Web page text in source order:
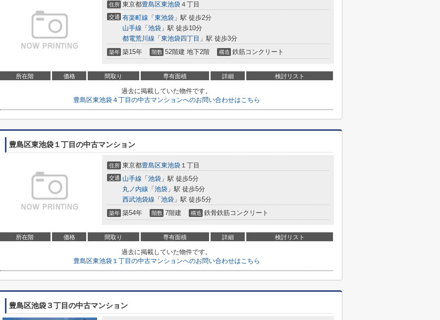
住所 東京都豊島区東池袋 ４丁目
交通 有楽町線 「 東池袋 」駅 徒歩2分
山手線 「 池袋 」駅 徒歩10分
都電荒川線 「 東池袋四丁目 」駅 徒歩3分
築年 築15年 階数 52階建 地下2階 構造 鉄筋コンクリート
所在階 価格 間取り 専有面積 詳細 検討リスト
過去に掲載していた物件です。
豊島区東池袋４丁目の中古マンションへのお問い合わせはこちら
豊島区東池袋１丁目の中古マンション
住所 東京都豊島区東池袋 １丁目
交通 山手線 「 池袋 」駅 徒歩5分
丸ノ内線 「 池袋 」駅 徒歩5分
西武池袋線 「 池袋 」駅 徒歩5分
築年 築54年 階数 7階建 構造 鉄骨鉄筋コンクリート
所在階 価格 間取り 専有面積 詳細 検討リスト
過去に掲載していた物件です。
豊島区東池袋１丁目の中古マンションへのお問い合わせはこちら
豊島区池袋３丁目の中古マンション